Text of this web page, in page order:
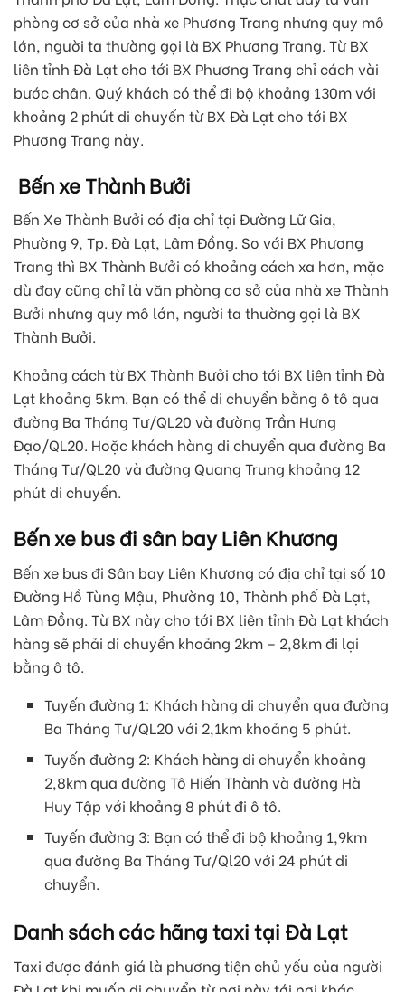
phòng cơ sở của nhà xe Phương Trang nhưng quy mô
lớn, người ta thường gọi là BX Phương Trang. Từ BX
liên tỉnh Đà Lạt cho tới BX Phương Trang chỉ cách vài
bước chân. Quý khách có thể đi bộ khoảng 130m với
khoảng 2 phút di chuyển từ BX Đà Lạt cho tới BX
Phương Trang này.
Bến xe Thành Bưởi
Bến Xe Thành Bưởi có địa chỉ tại Đường Lữ Gia,
Phường 9, Tp. Đà Lạt, Lâm Đồng. So với BX Phương
Trang thì BX Thành Bưởi có khoảng cách xa hơn, mặc
dù đay cũng chỉ là văn phòng cơ sở của nhà xe Thành
Bưởi nhưng quy mô lớn, người ta thường gọi là BX
Thành Bưởi.
Khoảng cách từ BX Thành Bưởi cho tới BX liên tỉnh Đà
Lạt khoảng 5km. Bạn có thể di chuyển bằng ô tô qua
đường Ba Tháng Tư/QL20 và đường Trần Hưng
Đạo/QL20. Hoặc khách hàng di chuyển qua đường Ba
Tháng Tư/QL20 và đường Quang Trung khoảng 12
phút di chuyển.
Bến xe bus đi sân bay Liên Khương
Bến xe bus đi Sân bay Liên Khương có địa chỉ tại số 10
Đường Hồ Tùng Mậu, Phường 10, Thành phố Đà Lạt,
Lâm Đồng. Từ BX này cho tới BX liên tỉnh Đà Lạt khách
hàng sẽ phải di chuyển khoảng 2km – 2,8km đi lại
bằng ô tô.
Tuyến đường 1: Khách hàng di chuyển qua đường
Ba Tháng Tư/QL20 với 2,1km khoảng 5 phút.
Tuyến đường 2: Khách hàng di chuyển khoảng
2,8km qua đường Tô Hiến Thành và đường Hà
Huy Tập với khoảng 8 phút đi ô tô.
Tuyến đường 3: Bạn có thể đi bộ khoảng 1,9km
qua đường Ba Tháng Tư/Ql20 với 24 phút di
chuyển.
Danh sách các hãng taxi tại Đà Lạt
Taxi được đánh giá là phương tiện chủ yếu của người